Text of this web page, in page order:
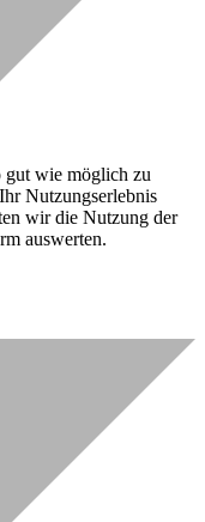
gut wie möglich zu
Nutzungserlebnis
wir die Nutzung der
auswerten.